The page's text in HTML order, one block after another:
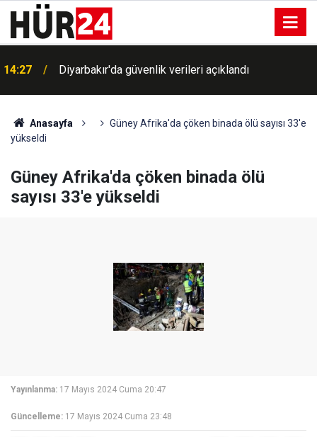
14:27 Diyarbakır'da güvenlik verileri açıklandı
Anasayfa
Güney Afrika'da çöken binada ölü sayısı 33'e
yükseldi
Güney Afrika'da çöken binada ölü
sayısı 33'e yükseldi
Yayınlanma: 17 Mayıs 2024 Cuma 20:47
Güncelleme: 17 Mayıs 2024 Cuma 23:48